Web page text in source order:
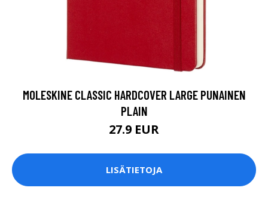
MOLESKINE CLASSIC HARDCOVER LARGE PUNAINEN
PLAIN
27.9 EUR
LISÄTIETOJA